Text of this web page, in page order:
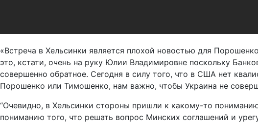
«Встреча в Хельсинки является плохой новостью для
это, кстати, очень на руку Юлии Владимировне поскольку
совершенно обратное. Сегодня в силу того, что в США нет
Порошенко или Тимошенко, нам важно, чтобы Украина не
“Очевидно, в Хельсинки стороны пришли к какому-то
пониманию того, что решать вопрос Минских соглашений и